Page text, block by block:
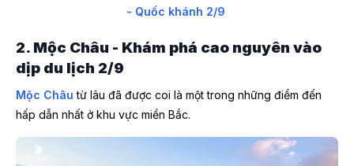
- Quốc khánh 2/9
2. Mộc Châu - Khám phá cao nguyên vào
dịp du lịch 2/9
Mộc Châu từ lâu đã được coi là một trong những điểm đến
hấp dẫn nhất ở khu vực miền Bắc.